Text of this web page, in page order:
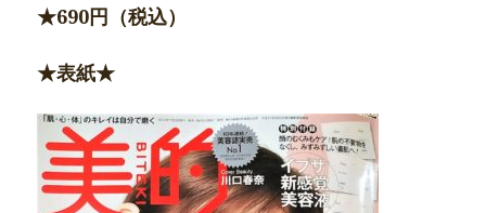
★690円（税込）
★表紙★